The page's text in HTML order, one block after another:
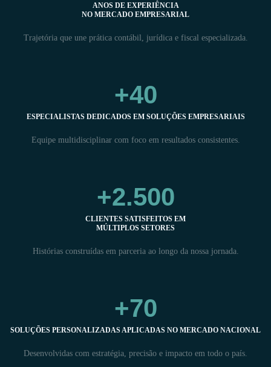
ANOS DE EXPERIÊNCIA
NO MERCADO EMPRESARIAL
Trajetória que une prática contábil, jurídica e fiscal especializada.
+40
ESPECIALISTAS DEDICADOS EM SOLUÇÕES EMPRESARIAIS
Equipe multidisciplinar com foco em resultados consistentes.
+2.500
CLIENTES SATISFEITOS EM
MÚLTIPLOS SETORES
Histórias construídas em parceria ao longo da nossa jornada.
+70
SOLUÇÕES PERSONALIZADAS APLICADAS NO MERCADO NACIONAL
Desenvolvidas com estratégia, precisão e impacto em todo o país.